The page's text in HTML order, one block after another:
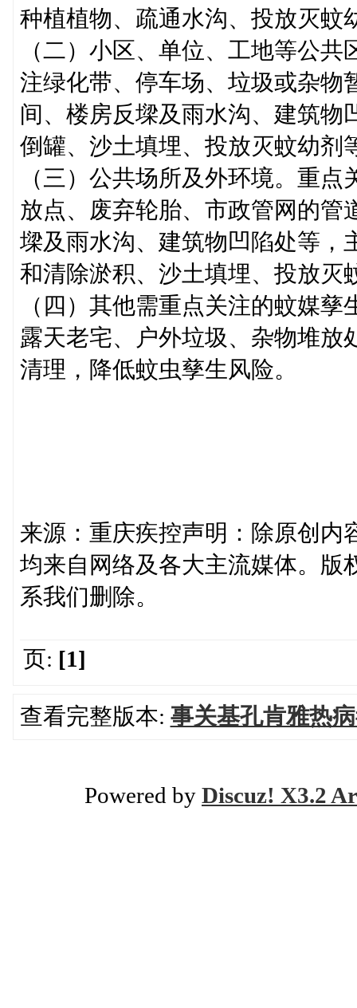
种植植物、疏通水沟、投放灭蚊
（二）小区、单位、工地等公
注绿化带、停车场、垃圾或杂物
间、楼房反墚及雨水沟、建筑物
倒罐、沙土填埋、投放灭蚊幼剂
（三）公共场所及外环境。重
放点、废弃轮胎、市政管网的管
墚及雨水沟、建筑物凹陷处等，
和清除淤积、沙土填埋、投放灭
（四）其他需重点关注的蚊媒
露天老宅、户外垃圾、杂物堆放
清理，降低蚊虫孳生风险。
来源：重庆疾控声明：除原创内
均来自网络及各大主流媒体。版
系我们删除。
页: [1]
查看完整版本: 事关基孔肯雅热
Powered by Discuz! X3.2